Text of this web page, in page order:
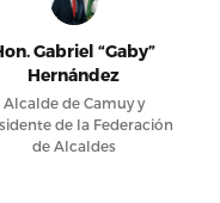
Gabriel “Gaby”
Hernández
Alcalde de Camuy y
de la Federación
de Alcaldes